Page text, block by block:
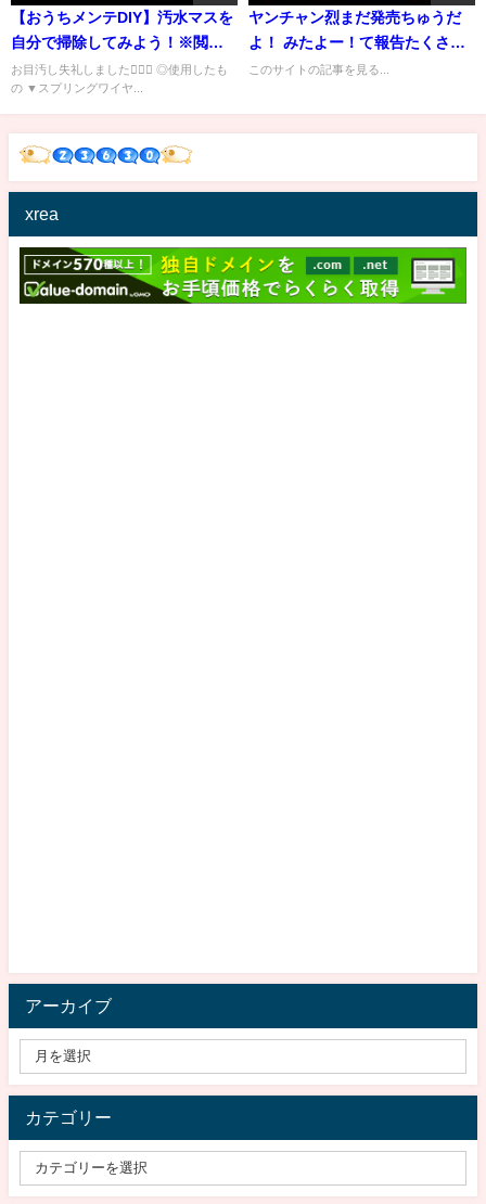
【おうちメンテDIY】汚水マスを
自分で掃除してみよう！※閲覧
注意※
お目汚し失礼しました🙇🏻‍♀️ ◎使用したも
の ▼スプリングワイヤ...
ヤンチャン烈まだ発売ちゅうだ
よ！ みたよー！て報告たくさん
あ...
このサイトの記事を見る...
xrea
アーカイブ
カテゴリー